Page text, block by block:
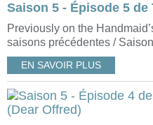
Previously on the
saisons précédentes /
EN SAVOIR PLUS